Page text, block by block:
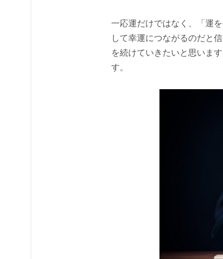
一応運だけではなく、「運
して幸運につながるのだと
を続けていきたいと思いま
す。